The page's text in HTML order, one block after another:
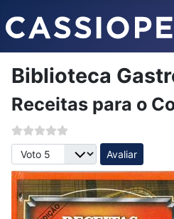
Biblioteca
Receitas para o
Avalie, por favor